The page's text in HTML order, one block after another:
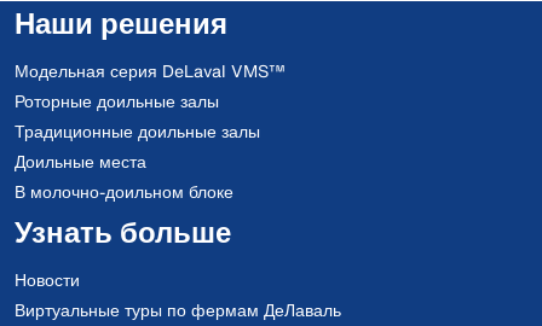
Наши решения
Модельная серия DeLaval VMS™
Роторные доильные залы
Традиционные доильные залы
Доильные места
В молочно-доильном блоке
Узнать больше
Новости
Виртуальные туры по фермам ДеЛаваль